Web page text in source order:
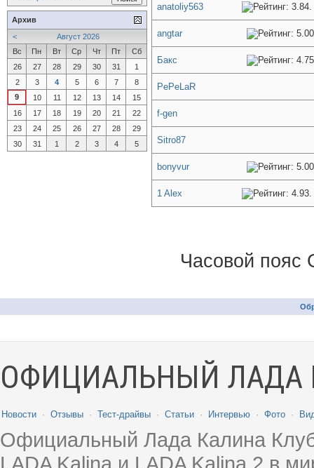
anatoliy563
angtar
Бакс
PePeLaR
f-gen
Sitro87
bonyvur
1 Alex
Архив
<
Август 2026
Вс
Пн Вт Ср Чт Пт
Сб
26
27 28 29 30 31
1
2
3 4 5 6 7
8
9
10 11 12 13 14
15
16
17 18 19 20 21
22
23
24 25 26 27 28
29
30
31 1 2 3 4 5
Часовой пояс
ОФИЦИАЛЬНЫЙ ЛАДА
Новости · Отзывы · Тест-драйвы · Статьи · Интервью · Фото ·
Официальный Лада Калина